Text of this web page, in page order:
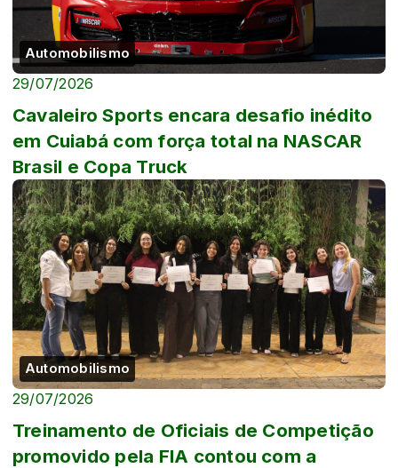
Automobilismo
29/07/2026
Cavaleiro Sports encara desafio inédito
em Cuiabá com força total na NASCAR
Brasil e Copa Truck
Automobilismo
29/07/2026
Treinamento de Oficiais de Competição
promovido pela FIA contou com a